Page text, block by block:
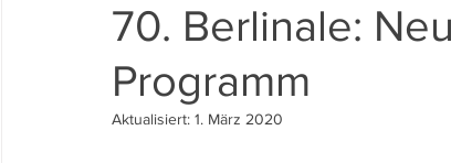
70. Berlinale:
Programm
Aktualisiert: 1. März 2020